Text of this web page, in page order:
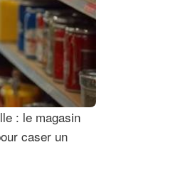
: le magasin
caser un